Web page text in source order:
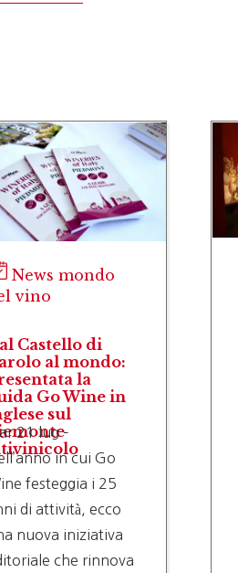
News mondo
vino
Castello di
al mondo:
la
Go Wine in
sul
21 lug –
in cui Go
festeggia i 25
di attività, ecco
nuova iniziativa
che rinnova